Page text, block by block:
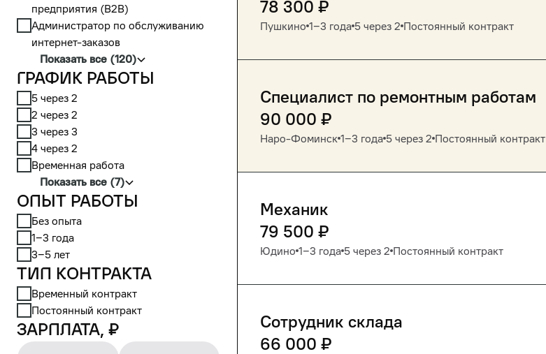
предприятия (В2В)
Администратор по обслуживанию
интернет-заказов
Показать все (120)
График работы
5 через 2
2 через 2
3 через 3
4 через 2
Временная работа
Показать все (7)
Опыт работы
Без опыта
1‒3 года
3‒5 лет
Тип контракта
Временный контракт
Постоянный контракт
Зарплата, ₽
78 300 ₽
Пушкино 1‒3 года 5 через 2 Постоянный контракт
Специалист по ремонтным работам
90 000 ₽
Наро-Фоминск 1‒3 года 5 через 2 Постоянный контракт
Механик
79 500 ₽
Юдино 1‒3 года 5 через 2 Постоянный контракт
Сотрудник склада
66 000 ₽